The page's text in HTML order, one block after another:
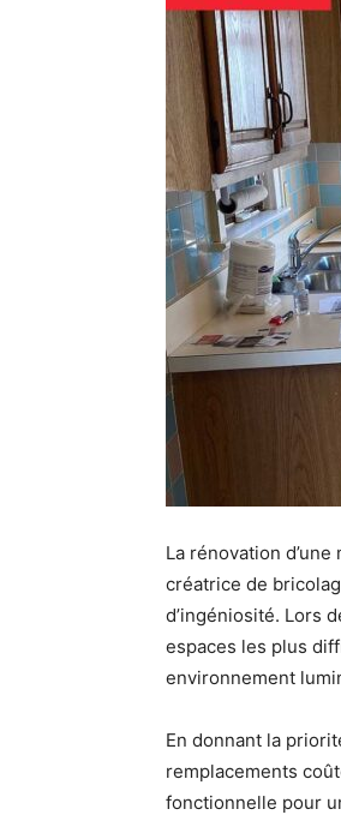
La rénovation
créatrice de
d’ingéniosité. Lors
espaces les plus
environnement
En donnant la
remplacements
fonctionnelle pour